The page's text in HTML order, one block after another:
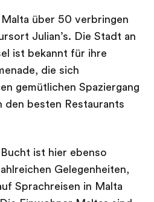
über 50 verbringen
Julian’s. Die Stadt an
ist bekannt für ihre
die sich
gemütlichen Spaziergang
den besten Restaurants
ist hier ebenso
Gelegenheiten,
Sprachreisen in Malta